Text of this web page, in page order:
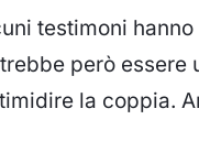
testimoni
però essere
la coppia.